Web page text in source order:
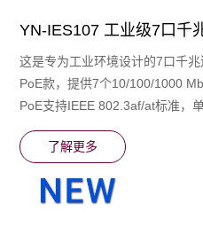
YN-IES107 工业级7口千
这是专为工业环境设计的7口千
PoE款，提供7个10/100/1000
PoE⽀持IEEE 802.3af/at标准，
了解更多